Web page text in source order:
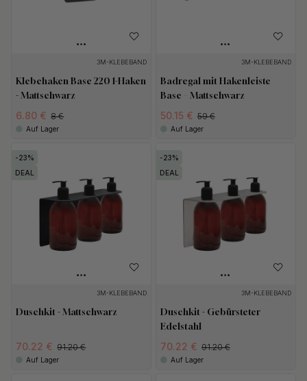
3M-KLEBEBAND
Klebehaken Base 220 1-Haken
- Mattschwarz
6.80 € 8 €
Auf Lager
3M-KLEBEBAND
Badregal mit Hakenleiste
Base – Mattschwarz
50.15 € 59 €
Auf Lager
23
DEAL
3M-KLEBEBAND
Duschkit - Mattschwarz
70.22 € 91.20 €
Auf Lager
23
DEAL
3M-KLEBEBAND
Duschkit - Gebürsteter
Edelstahl
70.22 € 91.20 €
Auf Lager